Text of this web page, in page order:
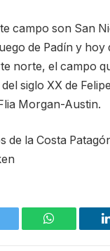
campo son San
de Padín y
norte, el campo
siglo XX de
Morgan-Austin.
de la Costa
WhatsApp